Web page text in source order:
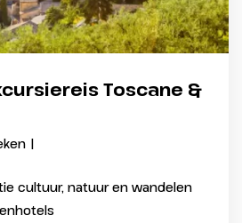
Toscane &
|
cultuur, natuur en wandelen